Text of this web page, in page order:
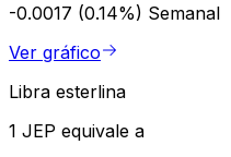
-0.0017 (0.14%) Semanal
Ver gráfico
Libra esterlina
1 JEP equivale a